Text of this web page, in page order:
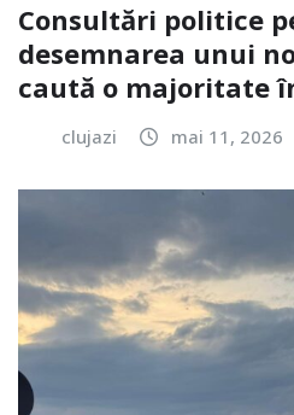
Consultări politice
desemnarea unui
caută o majoritate
clujazi mai 11, 2026